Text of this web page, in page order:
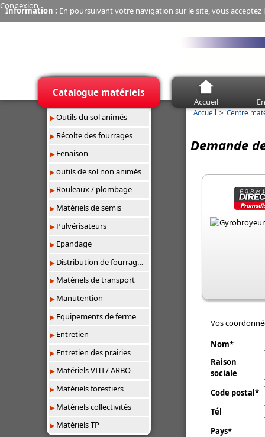
Information : En poursuivant votre navigation sur le site, vous
Connexion
Accueil
Catalogue matériels
Outils du sol animés
Récolte des fourrages
Fenaison
outils de sol non animés
Rouleaux / plombage
Matériels de semis
Pulvérisateurs
Epandage
Distribution de fourrages/paillage
Matériels de transport
Manutention
Equipements de ferme
Entretien
Entretien des prairies
Matériels VITI / ARBO
Matériels forestiers
Matériels collectivités
Matériels TP
Accueil Centre
Demande
Vos
Nom
Raison
sociale
Code postal
Tél
Pays